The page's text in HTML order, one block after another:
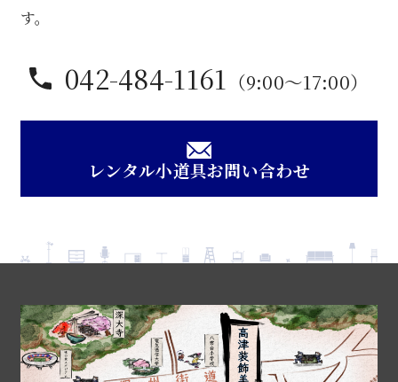
す。
042-484-1161 （9:00〜17:00）
レンタル小道具お問い合わせ